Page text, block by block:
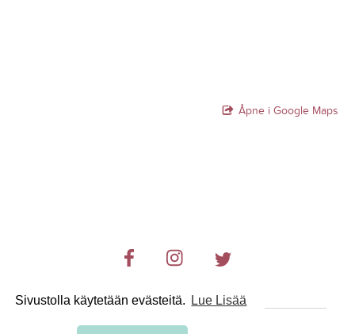
Sivustolla käytetään evästeitä. Lue Lisää
Åpne i Google Maps